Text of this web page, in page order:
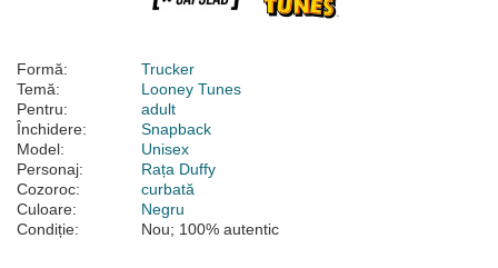
Formă:
Trucker
Temă:
Looney Tunes
Pentru:
adult
Închidere:
Snapback
Model:
Unisex
Personaj:
Rața Duffy
Cozoroc:
curbată
Culoare:
Negru
Condiție:
Nou; 100% autentic